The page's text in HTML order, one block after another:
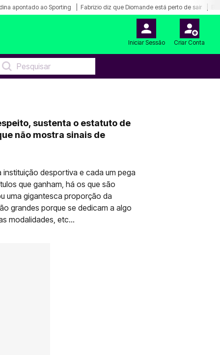
apontado ao Sporting Fabrizio diz que Diomande está perto de sair
Iniciar Sessão Criar Conta
sustenta o estatuto de
não mostra sinais de
desportiva e cada um pega
que ganham, há os que são
uma gigantesca proporção da
grandes porque se dedicam a algo
modalidades, etc...